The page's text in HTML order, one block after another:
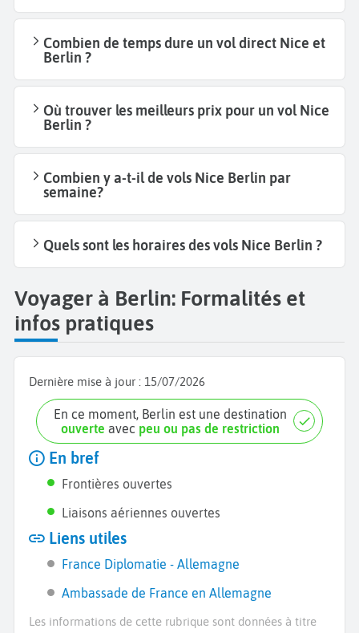
Combien de temps dure un vol direct Nice et
Berlin ?
Où trouver les meilleurs prix pour un vol Nice
Berlin ?
Combien y a-t-il de vols Nice Berlin par
semaine?
Quels sont les horaires des vols Nice Berlin ?
Voyager à Berlin: Formalités et
infos pratiques
Dernière mise à jour : 15/07/2026
En ce moment, Berlin est une destination
ouverte avec peu ou pas de restriction
En bref
Frontières ouvertes
Liaisons aériennes ouvertes
Liens utiles
France Diplomatie - Allemagne
Ambassade de France en Allemagne
Les informations de cette rubrique sont données à titre